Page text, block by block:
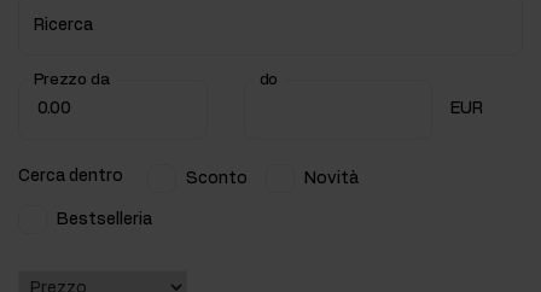
Ricerca
Prezzo da do
EUR
Cerca dentro Sconto Novità
Bestselleria